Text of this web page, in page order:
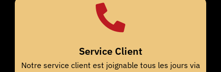
Service Client
Notre service client est joignable tous les jours via